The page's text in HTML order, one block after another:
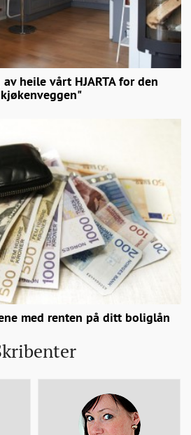
heile vårt HJARTA for den
med renten på ditt boliglån